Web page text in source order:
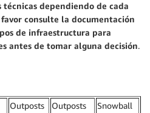
técnicas dependiendo de cada
consulte la documentación
de infraestructura para
antes de tomar alguna decisión.
Outposts
Outposts
Snowball